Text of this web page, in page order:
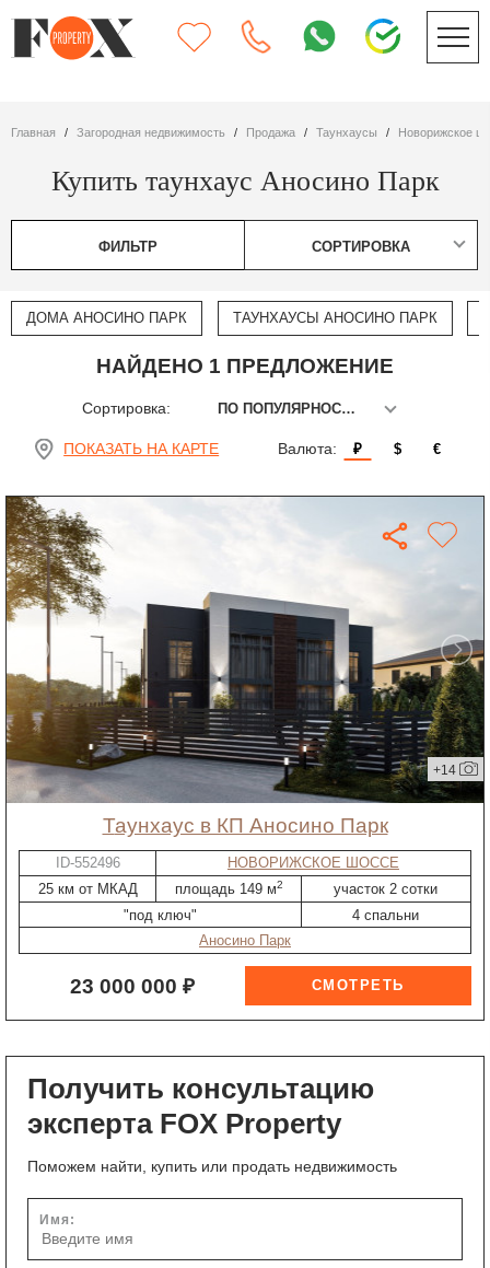
Главная Загородная недвижимость Продажа таунхаусы Новорижское
Купить таунхаус Аносино Парк
ФИЛЬТР СОРТИРОВКА
ДОМА АНОСИНО ПАРК ТАУНХАУСЫ АНОСИНО ПАРК
НАЙДЕНО 1 ПРЕДЛОЖЕНИЕ
Сортировка: ПО ПОПУЛЯРНОСТИ
ПОКАЗАТЬ НА КАРТЕ Валюта: ₽ $ €
+14
таунхаус в КП Аносино Парк
ID-552496
НОВОРИЖСКОЕ ШОССЕ
25 км от МКАД
площадь 149 м2
участок 2 сотки
"под ключ"
4 спальни
Аносино Парк
23 000 000 ₽
Получить консультацию
эксперта FOX Property
Поможем найти, купить или продать недвижимость
Имя: